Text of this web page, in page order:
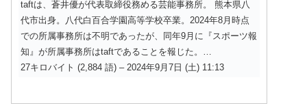
taftは、蒼井優が代表取締役務める芸能事務所。 熊本県八
代市出身。八代白百合学園高等学校卒業。2024年8月時点
での所属事務所は不明であったが、同年9月に『スポーツ報
知』が所属事務所はtaftであることを報じた。…
27キロバイト (2,884 語) – 2024年9月7日 (土) 11:13